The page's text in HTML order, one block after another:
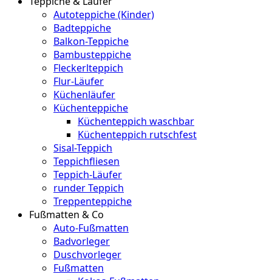
Autoteppiche (Kinder)
Badteppiche
Balkon-Teppiche
Bambusteppiche
Fleckerlteppich
Flur-Läufer
Küchenläufer
Küchenteppiche
Küchenteppich waschbar
Küchenteppich rutschfest
Sisal-Teppich
Teppichfliesen
Teppich-Läufer
runder Teppich
Treppenteppiche
Fußmatten & Co
Auto-Fußmatten
Badvorleger
Duschvorleger
Fußmatten